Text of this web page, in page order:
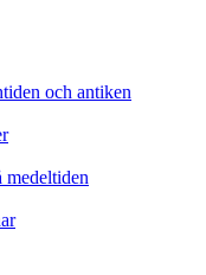
och antiken
medeltiden